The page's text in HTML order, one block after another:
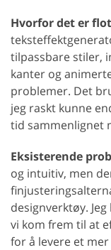
Hvorfor det er
tilpassbare stiler,
kanter og
problemer. Det
jeg raskt kunne
tid sammenlignet
Eksisterende
og intuitiv, men
designverktøy.
vi kom frem til at
for å levere et